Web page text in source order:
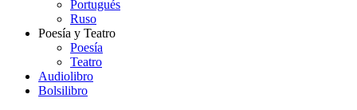
Portugués
Ruso
Poesía y Teatro
Poesía
Teatro
Audiolibro
Bolsilibro